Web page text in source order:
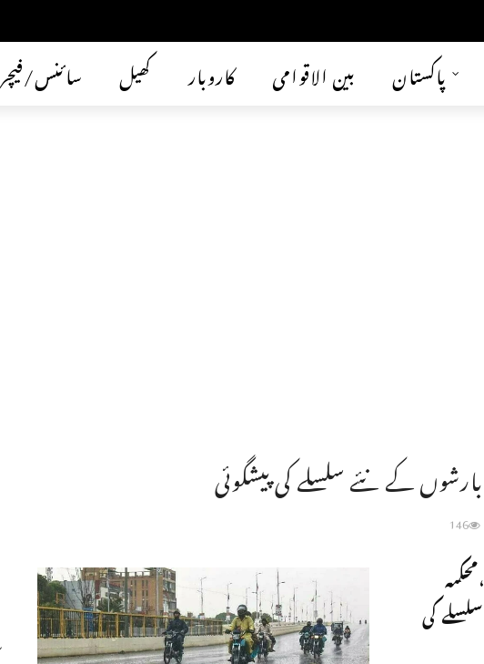
سائنس/فیچر کھیل کاروبار بین الاقوامی پاکستان
کے نئے سلسلے کی پیشگوئی
146
کی